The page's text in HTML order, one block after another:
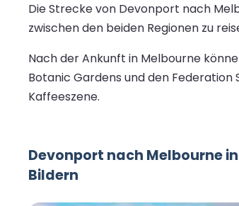
Die Strecke von Devonport nach
zwischen den beiden Regionen zu
Nach der Ankunft in Melbourne
Botanic Gardens und den
Kaffeeszene.
Devonport nach Melbourne in
Bildern